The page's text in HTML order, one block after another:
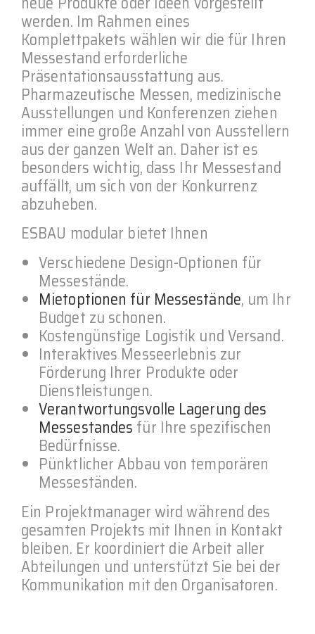
werden. Im Rahmen eines
Komplettpakets wählen wir die für Ihren
Messestand erforderliche
Präsentationsausstattung aus.
Pharmazeutische Messen, medizinische
Ausstellungen und Konferenzen ziehen
immer eine große Anzahl von Ausstellern
aus der ganzen Welt an. Daher ist es
besonders wichtig, dass Ihr Messestand
auffällt, um sich von der Konkurrenz
abzuheben.
ESBAU modular bietet Ihnen
Verschiedene Design-Optionen für
Messestände.
Mietoptionen für Messestände, um Ihr
Budget zu schonen.
Kostengünstige Logistik und Versand.
Interaktives Messeerlebnis zur
Förderung Ihrer Produkte oder
Dienstleistungen.
Verantwortungsvolle Lagerung des
Messestandes für Ihre spezifischen
Bedürfnisse.
Pünktlicher Abbau von temporären
Messeständen.
Ein Projektmanager wird während des
gesamten Projekts mit Ihnen in Kontakt
bleiben. Er koordiniert die Arbeit aller
Abteilungen und unterstützt Sie bei der
Kommunikation mit den Organisatoren.